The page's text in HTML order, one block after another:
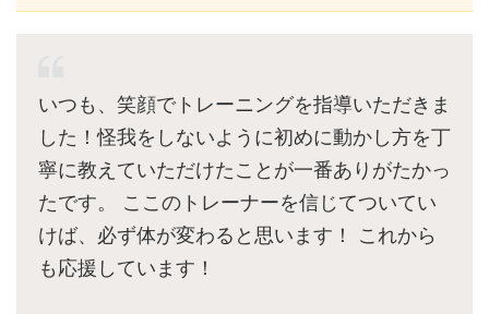
いつも、笑顔でトレーニングを指導いただきま
した！怪我をしないように初めに動かし方を丁
寧に教えていただけたことが一番ありがたかっ
たです。 ここのトレーナーを信じてついてい
けば、必ず体が変わると思います！ これから
も応援しています！